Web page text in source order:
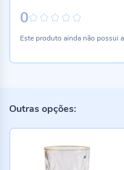
0
Este produto ainda não possui
Outras opções: